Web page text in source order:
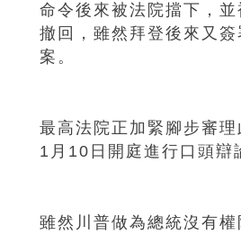
命令後來被法院擋下，
撤回，雖然拜登後來又
案。
最高法院正加緊腳步審
1月10日開庭進行口頭辯
雖然川普做為總統沒有